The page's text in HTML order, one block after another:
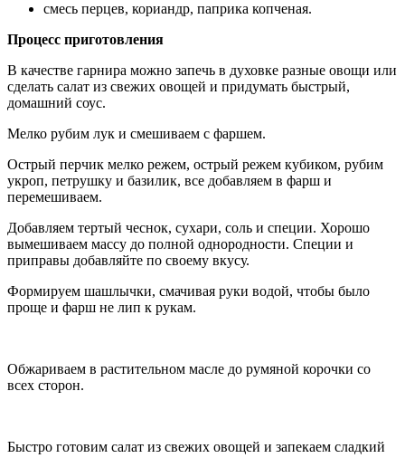
смесь перцев, кориандр, паприка копченая.
Процесс приготовления
В качестве гарнира можно запечь в духовке разные овощи или
сделать салат из свежих овощей и придумать быстрый,
домашний соус.
Мелко рубим лук и смешиваем с фаршем.
Острый перчик мелко режем, острый режем кубиком, рубим
укроп, петрушку и базилик, все добавляем в фарш и
перемешиваем.
Добавляем тертый чеснок, сухари, соль и специи. Хорошо
вымешиваем массу до полной однородности. Специи и
приправы добавляйте по своему вкусу.
Формируем шашлычки, смачивая руки водой, чтобы было
проще и фарш не лип к рукам.
Обжариваем в растительном масле до румяной корочки со
всех сторон.
Быстро готовим салат из свежих овощей и запекаем сладкий